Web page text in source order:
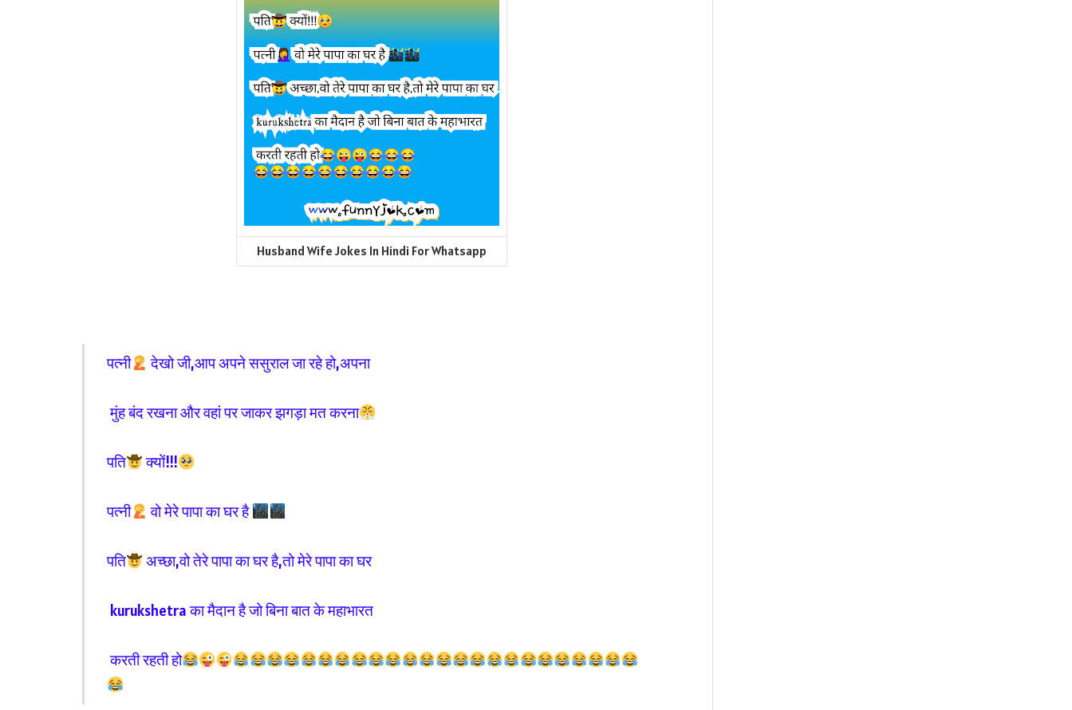
Husband Wife Jokes In Hindi For Whatsapp
पत्नी देखो जी,आप अपने ससुराल जा रहे हो,अपना
मुंह बंद रखना और वहां पर जाकर झगड़ा मत करना
पति क्यों!!!
पत्नी वो मेरे पापा का घर है
पति अच्छा,वो तेरे पापा का घर है,तो मेरे पापा का घर
kurukshetra का मैदान है जो बिना बात के महाभारत
करती रहती हो